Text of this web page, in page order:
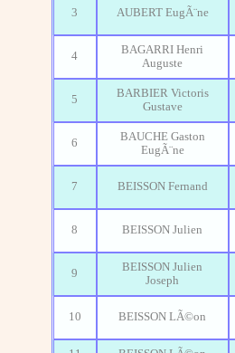
3 AUBERT EugÃ¨ne
4
BAGARRI Henri
Auguste
5
BARBIER Victoris
Gustave
6
BAUCHE Gaston
EugÃ¨ne
7 BEISSON Fernand
8 BEISSON Julien
9
BEISSON Julien
Joseph
10 BEISSON LÃ©on